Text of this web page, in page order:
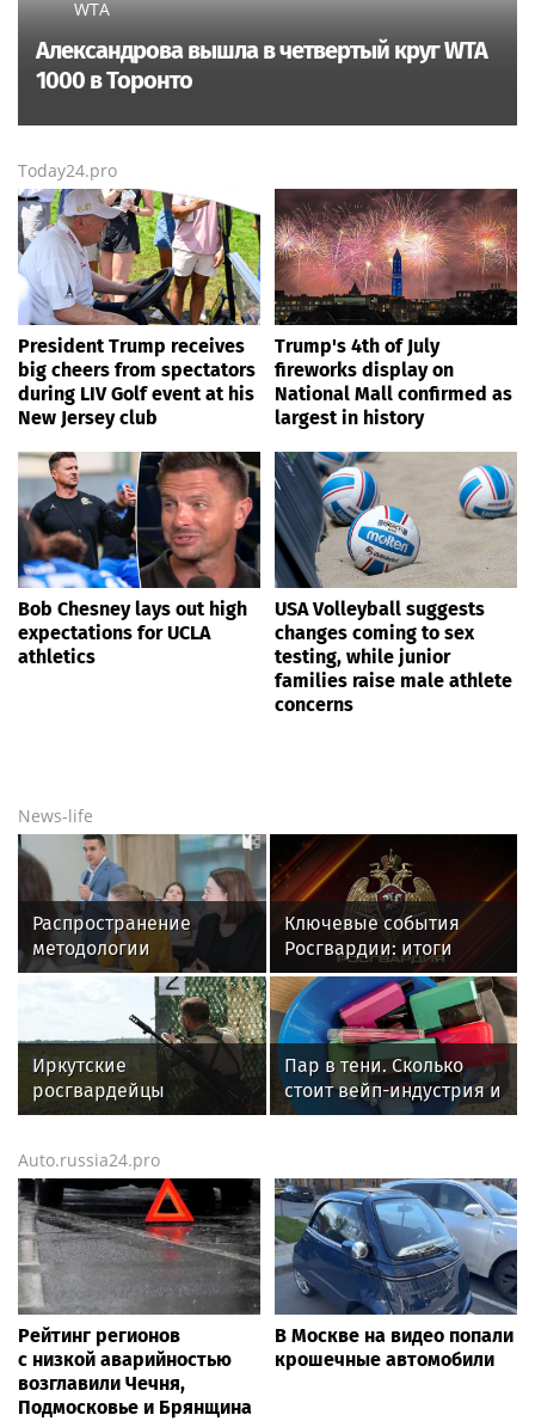
WTA
Александрова вышла в четвертый круг WTA
1000 в Торонто
Today24.pro
President Trump receives
big cheers from spectators
during LIV Golf event at his
New Jersey club
Trump's 4th of July
fireworks display on
National Mall confirmed as
largest in history
Bob Chesney lays out high
expectations for UCLA
athletics
USA Volleyball suggests
changes coming to sex
testing, while junior
families raise male athlete
concerns
News-life
Распространение
методологии
российской
психологической
научной школы: в
МГППУ прошли
международные
вебинары
Ключевые события
Росгвардии: итоги
недели с 27 июля по 2
августа (видео)
Иркутские
росгвардейцы
завоевали золото на
Сибирского ордена
Жукова округа
Росгвардии по
служебно-боевой
стрельбе
Пар в тени. Сколько
стоит вейп-индустрия и
что будет, если ее
Auto.russia24.pro
Рейтинг регионов
с низкой аварийностью
возглавили Чечня,
Подмосковье и Брянщина
В Москве на видео попали
крошечные автомобили